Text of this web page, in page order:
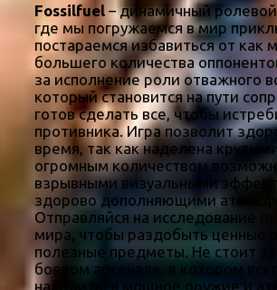
Fossilfuel – динамичный ролевой
где мы погружаемся в мир
постараемся избавиться от как
большего количества
за исполнение роли отважного
который становится на пути
готов сделать все, чтобы
противника. Игра позволит
время, так как наделена
огромным количеством
взрывными визуальными
здорово дополняющими
Отправляйся на исследование
мира, чтобы раздобыть ценные
полезные предметы. Не стоит
боевом арсенале, в котором
находиться мощное оружие и